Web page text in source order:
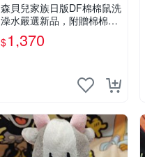
森貝兒家族日版DF棉棉鼠洗
澡水嚴選新品，附贈棉棉鼠
媽媽與嬰兒及配件。-paper
盒裝，輕便設計方便攜帶。
$1,370